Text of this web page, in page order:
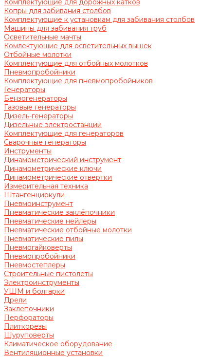
Комплектующие для дорожных катков
Копры для забивания столбов
Комплектующие к установкам для забивания столбов
Машины для забивания труб
Осветительные мачты
Комлектующие для осветительных вышек
Отбойные молотки
Комплектующие для отбойных молотков
Пневмопробойники
Комплектующие для пневмопробойников
Генераторы
Бензогенераторы
Газовые генераторы
Дизель-генераторы
Дизельные электростанции
Комплектующие для генераторов
Сварочные генераторы
Инструменты
Динамометрический инструмент
Динамометрические ключи
Динамометрические отвертки
Измерительная техника
Штангенциркули
Пневмоинструмент
Пневматические заклёпочники
Пневматические нейлеры
Пневматические отбойные молотки
Пневматические пилы
Пневмогайковерты
Пневмопробойники
Пневмостеплеры
Строительные пистолеты
Электроинструменты
УШМ и болгарки
Дрели
Заклепочники
Перфораторы
Плиткорезы
Шуруповерты
Климатическое оборудование
Вентиляционные установки